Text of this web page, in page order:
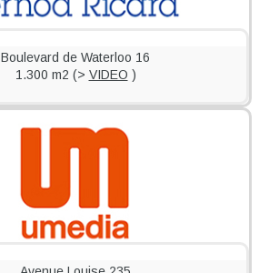
VIDEO
Boulevard de Waterloo 16
1.300 m2 (> VIDEO )